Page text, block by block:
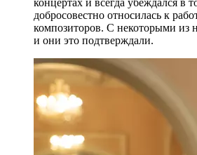
добросовестно относилась к
композиторов. С некоторыми из
и они это подтверждали.